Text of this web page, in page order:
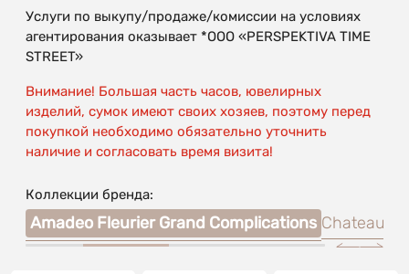
Услуги по выкупу/продаже/комиссии на условиях
агентирования оказывает *OOO «PERSPEKTIVA TIME
STREET»
Внимание! Большая часть часов, ювелирных
изделий, сумок имеют своих хозяев, поэтому перед
покупкой необходимо обязательно уточнить
наличие и согласовать время визита!
Коллекции бренда:
Amadeo Fleurier Grand Complications Chateau